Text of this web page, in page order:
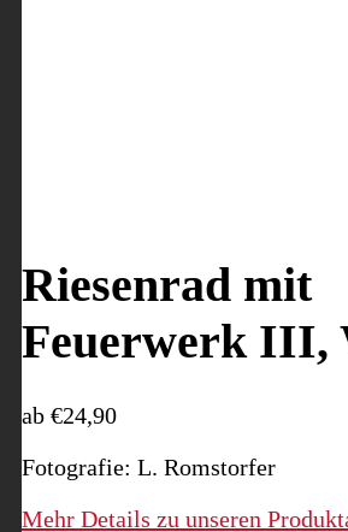
Riesenrad mit
Feuerwerk III,
ab €24,90
Fotografie: L. Romstorfer
Mehr Details zu unseren